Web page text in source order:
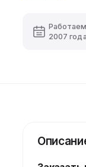
2007 года